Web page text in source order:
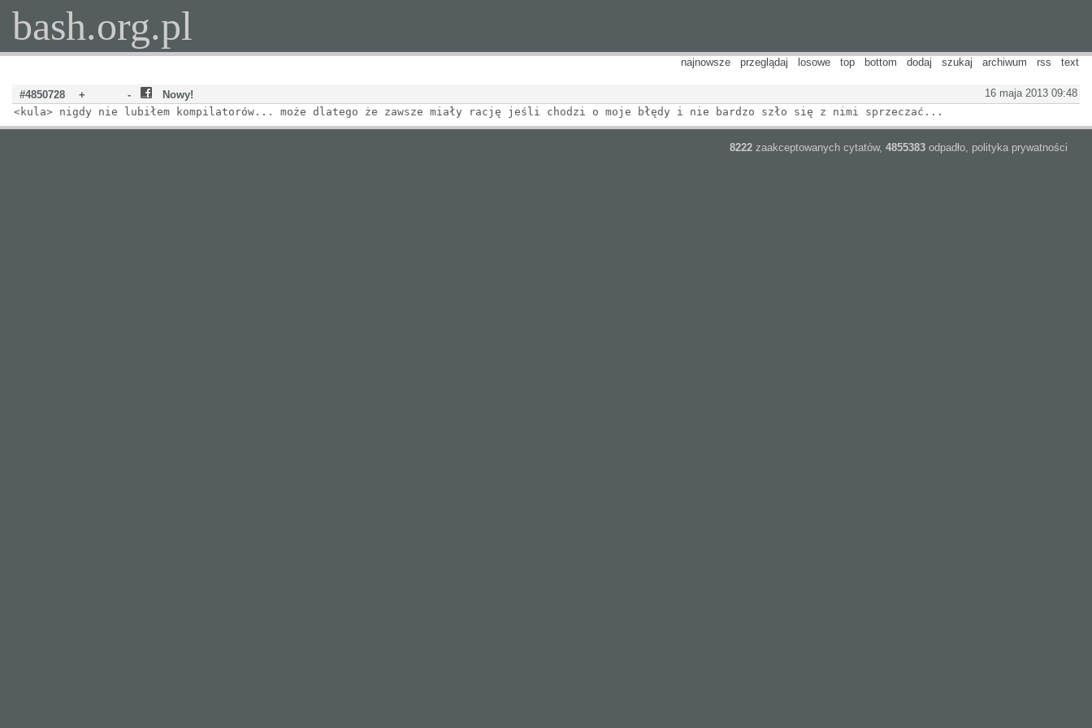
bash.org.pl
najnowsze przeglądaj losowe top bottom dodaj szukaj archiwum rss text
16 maja 2013 09:48
#4850728 + -
Nowy!
<kula> nigdy nie lubiłem kompilatorów... może dlatego że zawsze miały rację jeśli chodzi o moje błędy i nie bardzo szło się z nimi sprzeczać...
8222 zaakceptowanych cytatów, 4855383 odpadło, polityka prywatności